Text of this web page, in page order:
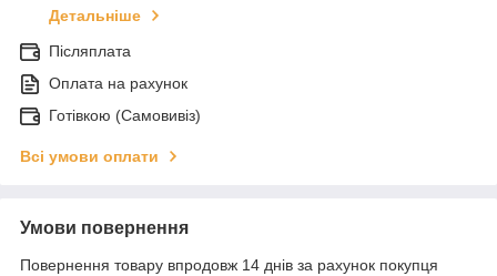
Детальніше
Післяплата
Оплата на рахунок
Готівкою (Самовивіз)
Всі умови оплати
Умови повернення
Повернення товару впродовж 14 днів за рахунок покупця